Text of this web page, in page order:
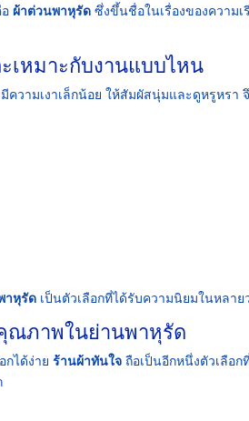
ผ้าต่วนพาหุรัด ซึ่งขึ้นชื่อในเรื่องของความ
เหมาะกับงานแบบไหน
วามเงาเล็กน้อย ให้สัมผัสนุ่มและดูหรูหรา
าหุรัด เป็นตัวเลือกที่ได้รับความนิยมในหลาย
ณภาพในย่านพาหุรัด
ได้ง่าย ร้านผ้าทันใจ ถือเป็นอีกหนึ่งตัวเลือก